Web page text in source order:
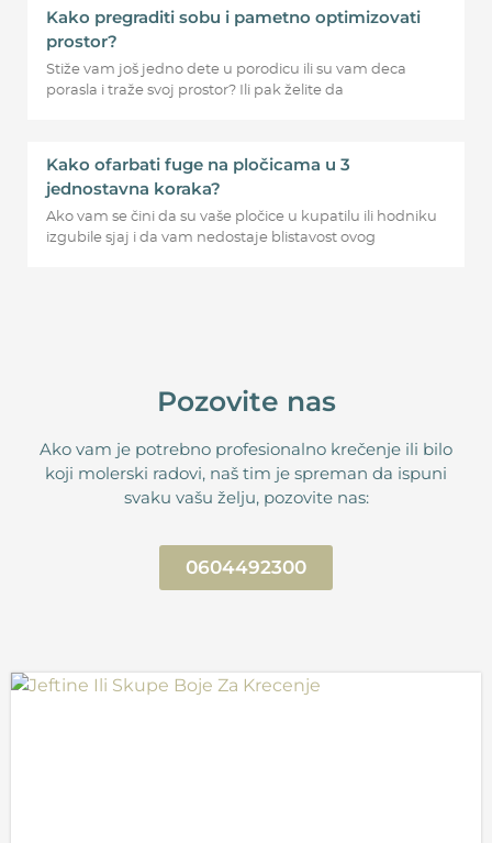
Kako pregraditi sobu i pametno optimizovati
prostor?
Stiže vam još jedno dete u porodicu ili su vam deca
porasla i traže svoj prostor? Ili pak želite da
Kako ofarbati fuge na pločicama u 3
jednostavna koraka?
Ako vam se čini da su vaše pločice u kupatilu ili hodniku
izgubile sjaj i da vam nedostaje blistavost ovog
Pozovite nas
Ako vam je potrebno profesionalno krečenje ili bilo
koji molerski radovi, naš tim je spreman da ispuni
svaku vašu želju, pozovite nas:
0604492300